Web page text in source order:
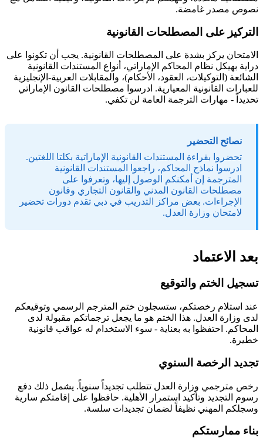
نصوص مصدر غامضة.
التركيز على المصطلحات القانونية
الامتحان يركز بشدة على المصطلحات القانونية. يجب أن تكونوا على
دراية بهيكل نظام المحاكم الإماراتي، أنواع المستندات القانونية
الشائعة (التوكيلات، العقود، الأحكام)، والمقابلات العربية-الإنجليزية
للعبارات القانونية المعيارية. ادرسوا مصطلحات القانون الإماراتي
تحديداً - مهارات الترجمة العامة لن تكفي.
نصائح التحضير
تحضروا بقراءة المستندات القانونية الإماراتية بكلتا اللغتين.
ادرسوا نماذج المحاكم، راجعوا المستندات القانونية
المترجمة إن أمكنكم الوصول إليها، وتعرفوا على
مصطلحات القانون المدني والقانون التجاري وقانون
الإجراءات. بعض مراكز التدريب في دبي تقدم دورات تحضير
لامتحان وزارة العدل.
بعد الاعتماد
تسجيل الختم والتوقيع
عند استلام رخصتكم، ستسجلون ختم المترجم الرسمي وتوقيعكم
لدى وزارة العدل. هذا الختم هو ما يجعل ترجماتكم مقبولة لدى
المحاكم. احتفظوا به بعناية - سوء الاستخدام له عواقب قانونية
خطيرة.
تجديد الرخصة السنوي
رخص مترجمي وزارة العدل تتطلب تجديداً سنوياً. يشمل ذلك دفع
رسوم التجديد وتأكيد استمرار الأهلية. حافظوا على إقامتكم سارية
وسجلكم المهني نظيفاً لضمان تجديدات سلسة.
بناء ممارستكم